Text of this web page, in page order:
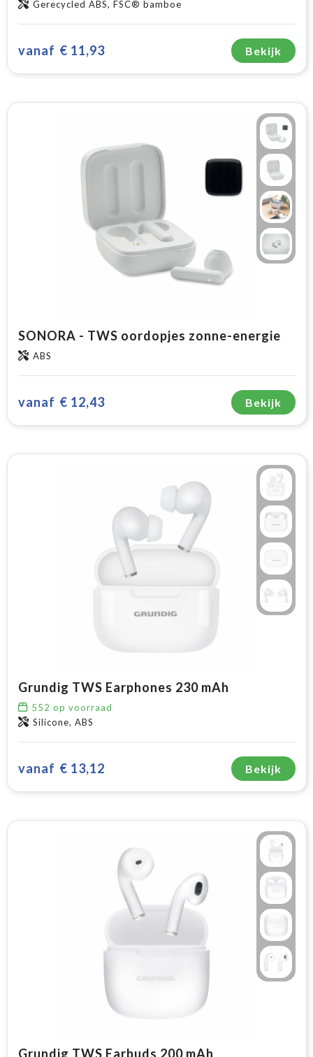
Gerecycled ABS, FSC® bamboe
vanaf € 11,93 Bekijk
SONORA - TWS oordopjes zonne-energie
ABS
vanaf € 12,43 Bekijk
Grundig TWS Earphones 230 mAh
552 op voorraad
Silicone, ABS
vanaf € 13,12 Bekijk
Grundig TWS Earbuds 200 mAh